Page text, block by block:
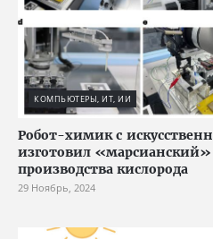
КОМПЬЮТЕРЫ, ИТ, ИИ
Робот-химик с
изготовил «марсианский»
производства кислорода
29 Ноябрь, 2024